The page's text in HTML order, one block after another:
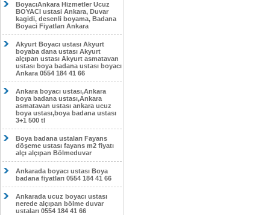
BoyacıAnkara Hizmetler Ucuz
BOYACI ustasi Ankara, Duvar
kagidi, desenli boyama, Badana
Boyaci Fiyatları Ankara
Akyurt Boyacı ustası Akyurt
boyaba dana ustası Akyurt
alçıpan ustası Akyurt asmatavan
ustası boya badana ustası boyacı
Ankara 0554 184 41 66
Ankara boyacı ustası,Ankara
boya badana ustası,Ankara
asmatavan ustası ankara ucuz
boya ustası,boya badana ustası
3+1 500 tl
Boya badana ustaları Fayans
döşeme ustası fayans m2 fiyatı
alçı alçıpan Bölmeduvar
Ankarada boyacı ustası Boya
badana fiyatları 0554 184 41 66
Ankarada ucuz boyacı ustası
nerede alçıpan bölme duvar
ustaları 0554 184 41 66